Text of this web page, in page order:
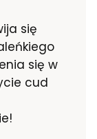
się
się w
cud